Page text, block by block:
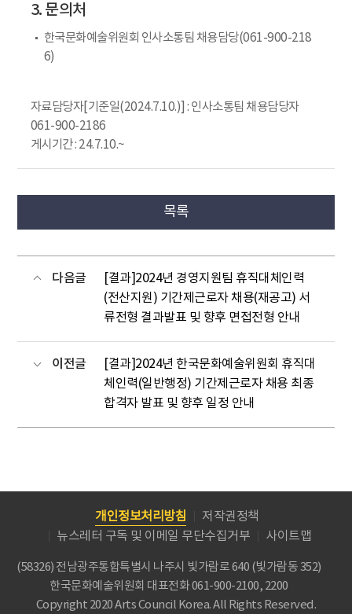
3. 문의처
한국문화예술위원회 인사소통팀 채용담당(061-900-218
6)
자료담당자[기준일(2024.7.10.)] : 인사소통팀 채용담당자
061-900-2186
게시기간 : 24.7.10.~
목록
다음글
[결과]2024년 경영지원팀 휴직대체인력
(전산지원) 기간제근로자 채용(재공고) 서
류전형 결과발표 및 향후 면접전형 안내
이전글
[결과]2024년 한국문화예술위원회 휴직대
체인력(일반행정) 기간제근로자 채용 최종
합격자 발표 및 향후 일정 안내
개인정보처리방침
저작권정책
뉴스레터 구독 및 이메일 무단수집거부
사이트맵
(58326) 전남광주통합특별시 나주시 빛가람로 640 (빛가람동 352)
한국문화예술위원회 대표전화 061-900-2100, 2200
Copyright 2020 Arts Council Korea. All Rights Reserved.